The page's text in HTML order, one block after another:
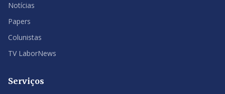
Notícias
Papers
Colunistas
TV LaborNews
Serviços